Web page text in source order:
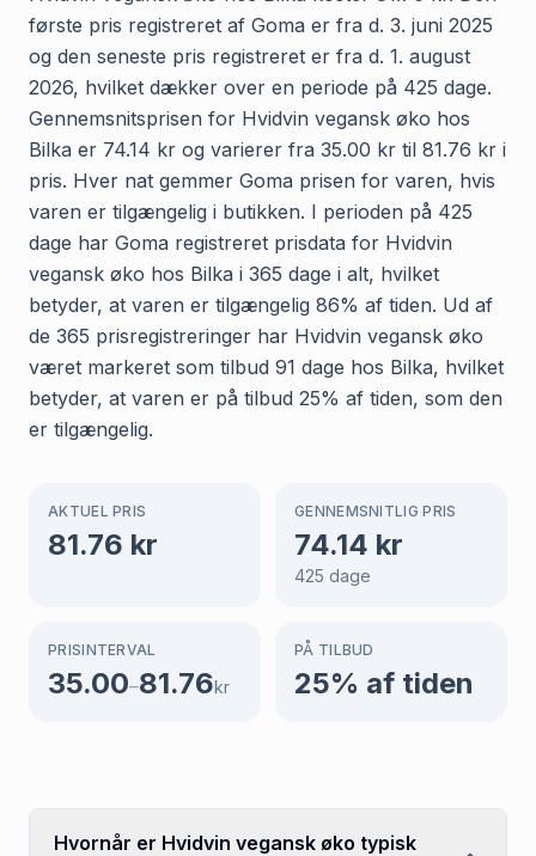
første pris registreret af Goma er fra d. 3. juni 2025
og den seneste pris registreret er fra d. 1. august
2026, hvilket dækker over en periode på 425 dage.
Gennemsnitsprisen for Hvidvin vegansk øko hos
Bilka er 74.14 kr og varierer fra 35.00 kr til 81.76 kr i
pris. Hver nat gemmer Goma prisen for varen, hvis
varen er tilgængelig i butikken. I perioden på 425
dage har Goma registreret prisdata for Hvidvin
vegansk øko hos Bilka i 365 dage i alt, hvilket
betyder, at varen er tilgængelig 86% af tiden. Ud af
de 365 prisregistreringer har Hvidvin vegansk øko
været markeret som tilbud 91 dage hos Bilka, hvilket
betyder, at varen er på tilbud 25% af tiden, som den
er tilgængelig.
AKTUEL PRIS
81.76 kr
GENNEMSNITLIG PRIS
74.14 kr
425 dage
PRISINTERVAL
35.00–81.76kr
PÅ TILBUD
25% af tiden
Hvornår er Hvidvin vegansk øko typisk